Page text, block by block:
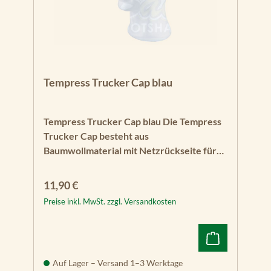
Tempress Trucker Cap blau
Tempress Trucker Cap blau Die Tempress
Trucker Cap besteht aus
Baumwollmaterial mit Netzrückseite für
Wetter. Sie besitzt einen verstellbaren
Verschluss und ist mit gestickten Logos
versehen. "Tempress Seats" Logo auf der
Stirm, "Live Life Outdoors" auf der linken
Seite des Schirm und "Made in the USA"
All. Farbe: Blau. Material: Baumwolle und
Regulärer Preis:
11,90 €
Preise inkl. MwSt. zzgl. Versandkosten
Auf Lager – Versand 1–3 Werktage